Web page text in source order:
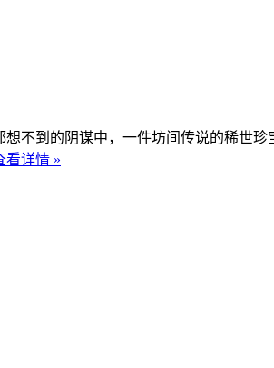
不到的阴谋中，一件坊间传说的稀世
看详情 »